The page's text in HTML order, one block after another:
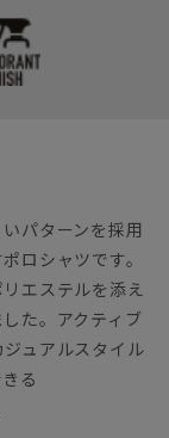
パターンを採用
ロシャツです。
エステルを添え
た。アクティブ
ュアルスタイル
る